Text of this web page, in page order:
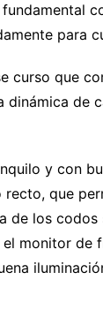
para
curso que
dinámica de
y con
que
de los codos
monitor de